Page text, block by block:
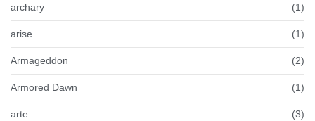
archary (1)
arise (1)
Armageddon (2)
Armored Dawn (1)
arte (3)